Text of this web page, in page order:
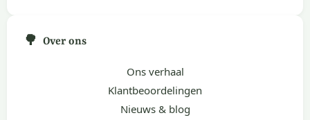
🌳 Over ons
Ons verhaal
Klantbeoordelingen
Nieuws & blog